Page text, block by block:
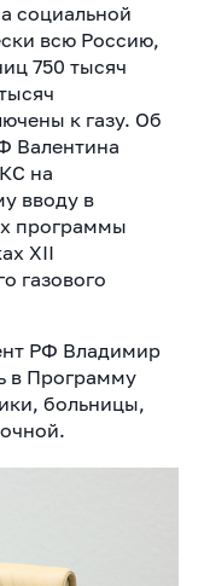
социальной
всю Россию,
750 тысяч
к газу. Об
Валентина
на
вводу в
программы
XII
газового
РФ Владимир
в Программу
больницы,